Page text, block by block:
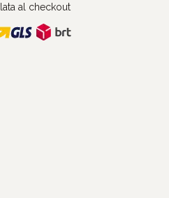
al checkout